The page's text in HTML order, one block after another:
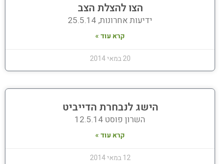
הצו להצלת הצב
ידיעות אחרונות, 25.5.14
קרא עוד »
20 במאי 2014
הישג לנבחרת הדייביט
השרון פוסט 12.5.14
קרא עוד »
12 במאי 2014